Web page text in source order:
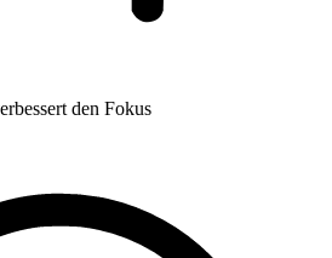
den Fokus